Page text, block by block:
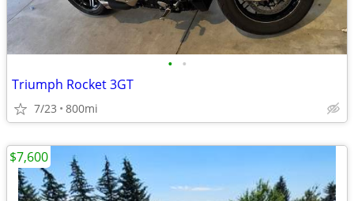
• •
Triumph Rocket 3GT
7/23 800mi
$7,600